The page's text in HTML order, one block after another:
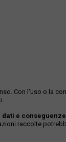
Con l'uso o la
e
raccolte